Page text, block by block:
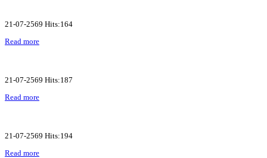
21-07-2569 Hits:164
Read more
21-07-2569 Hits:187
Read more
21-07-2569 Hits:194
Read more